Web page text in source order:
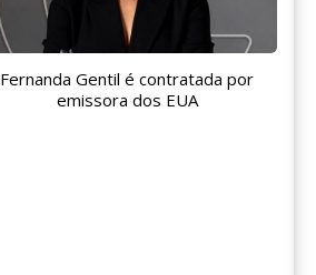
Fernanda Gentil é contratada por
emissora dos EUA